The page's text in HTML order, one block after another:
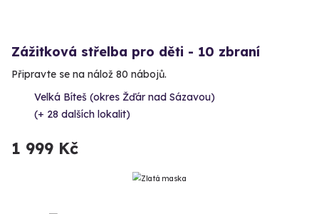
Zážitková střelba pro děti - 10 zbraní
Připravte se na nálož 80 nábojů.
Velká Bíteš (okres Žďár nad Sázavou)
(+ 28 dalších lokalit)
1 999 Kč